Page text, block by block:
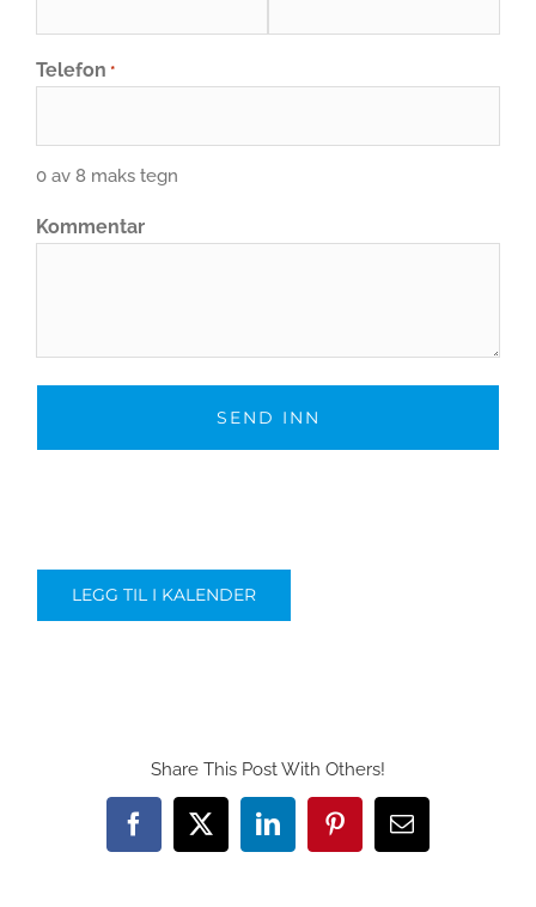
Telefon *
0 av 8 maks tegn
Kommentar
LEGG TIL I KALENDER
Share This Post With Others!
Facebook
X LinkedInPinterest
E-
post